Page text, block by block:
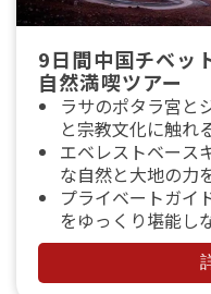
9日間中国チベッ
自然満喫ツアー
ラサのポタラ宮と
と宗教文化に触れ
エベレストベース
な自然と大地の力
プライベートガイ
をゆっくり堪能し